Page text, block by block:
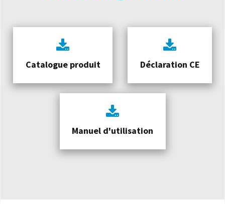
Catalogue produit Déclaration CE
Manuel d'utilisation